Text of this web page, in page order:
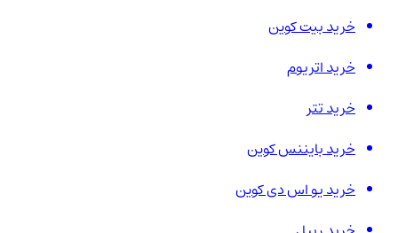
خرید بیت کوین
خرید اتریوم
خرید تتر
خرید بایننس کوین
خرید یو اس دی کوین